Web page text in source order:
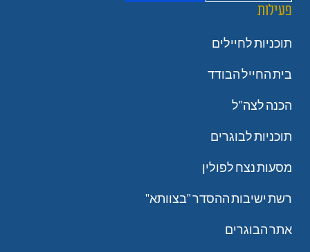
פעילות
תוכניות לחיילים
בית החייל הבודד
הכנה לצה"ל
תוכניות לבוגרים
מסעות נצח לפולין
רשת ישיבות ההסדר "בצוותא"
אתר הבוגרים